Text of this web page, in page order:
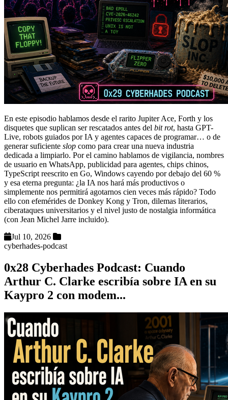
En este episodio hablamos desde el rarito Jupiter Ace, Forth y los
disquetes que suplican ser rescatados antes del bit rot, hasta GPT-
Live, robots guiados por IA y agentes capaces de programar… o de
generar suficiente slop como para crear una nueva industria
dedicada a limpiarlo. Por el camino hablamos de vigilancia, nombres
de usuario en WhatsApp, publicidad para agentes, chips chinos,
TypeScript reescrito en Go, Windows cayendo por debajo del 60 %
y esa eterna pregunta: ¿la IA nos hará más productivos o
simplemente nos permitirá agotarnos cien veces más rápido? Todo
ello con efemérides de Donkey Kong y Tron, dilemas literarios,
ciberataques universitarios y el nivel justo de nostalgia informática
(con Jean Michel Jarre incluido).
Jul 10, 2026
cyberhades-podcast
0x28 Cyberhades Podcast: Cuando
Arthur C. Clarke escribía sobre IA en su
Kaypro 2 con modem...